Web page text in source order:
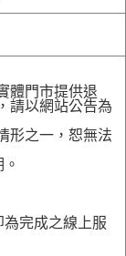
體門市提供退
請以網站公告為
形之一，恕無法
完成之線上服